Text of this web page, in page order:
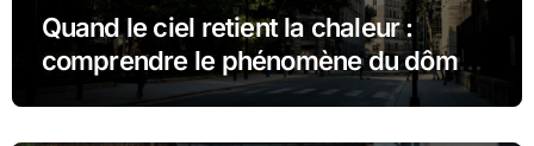
Quand le ciel retient la chaleur :
comprendre le phénomène du dôme
thermique et ses conséquences